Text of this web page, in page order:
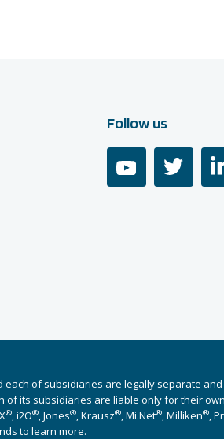
Follow us
youtube twitter
each of subsidiaries are legally separate
of its subsidiaries are liable only for their
®, i2O®, Jones®, Krausz®, Mi.Net®, Milliken®,
to learn more.